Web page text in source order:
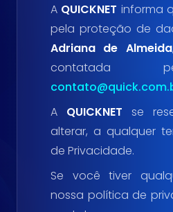
A QUICKNET informa
pela proteção de
Adriana de Almeida
contatada
A QUICKNET se
alterar, a qualquer
de Privacidade.
Se você tiver
nossa política de